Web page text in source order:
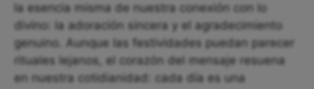
la esencia misma de nuestra conexión con lo
divino: la adoración sincera y el agradecimiento
genuino. Aunque las festividades puedan parecer
rituales lejanos, el corazón del mensaje resuena
en nuestra cotidianidad: cada día es una